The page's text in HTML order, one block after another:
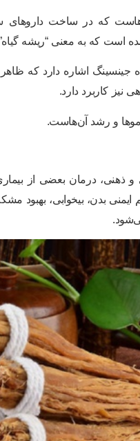
که در ساخت دارو‌های
جینسینگ اشاره دارد که
نیز کاربرد دارد.
و رشد آن‌هاست.
ذهنی، درمان بعضی از
ایمنی بدن، بیخوابی،